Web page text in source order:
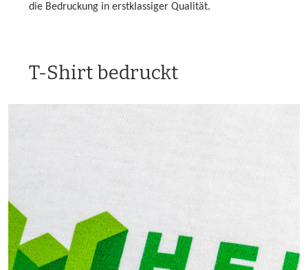
die Bedruckung in erstklassiger Qualität.
T-Shirt bedruckt